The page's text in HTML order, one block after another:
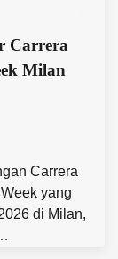
Carrera
Milan
Carrera
yang
di Milan,